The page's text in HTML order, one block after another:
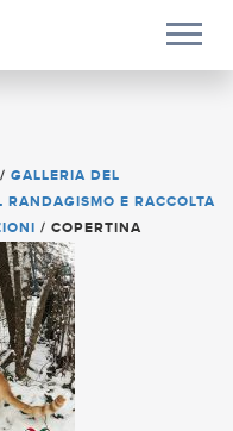
/ GALLERIA DEL
RANDAGISMO E RACCOLTA
/ COPERTINA